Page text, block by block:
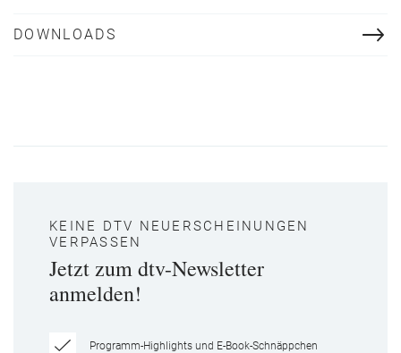
DOWNLOADS
KEINE DTV NEUERSCHEINUNGEN
VERPASSEN
Jetzt zum dtv-Newsletter
anmelden!
Programm-Highlights und E-Book-Schnäppchen